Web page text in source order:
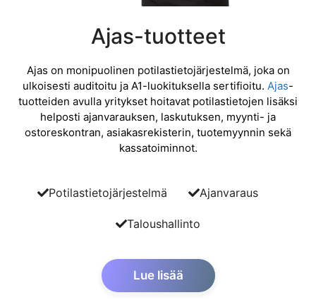
Ajas-tuotteet
Ajas on monipuolinen potilastietojärjestelmä, joka on
ulkoisesti auditoitu ja A1-luokituksella sertifioitu. Ajas-
tuotteiden avulla yritykset hoitavat potilastietojen lisäksi
helposti ajanvarauksen, laskutuksen, myynti- ja
ostoreskontran, asiakasrekisterin, tuotemyynnin sekä
kassatoiminnot.
Potilastietojärjestelmä Ajanvaraus
Taloushallinto
Lue lisää